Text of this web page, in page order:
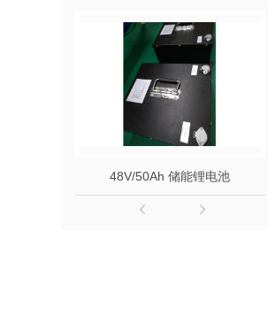
48V/50Ah 储能锂电池